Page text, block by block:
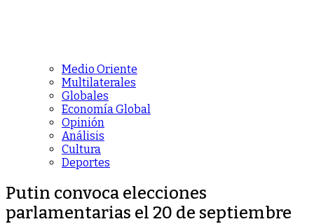
Medio Oriente
Multilaterales
Globales
Economía Global
Opinión
Análisis
Cultura
Deportes
Putin convoca elecciones
parlamentarias el 20 de septiembre